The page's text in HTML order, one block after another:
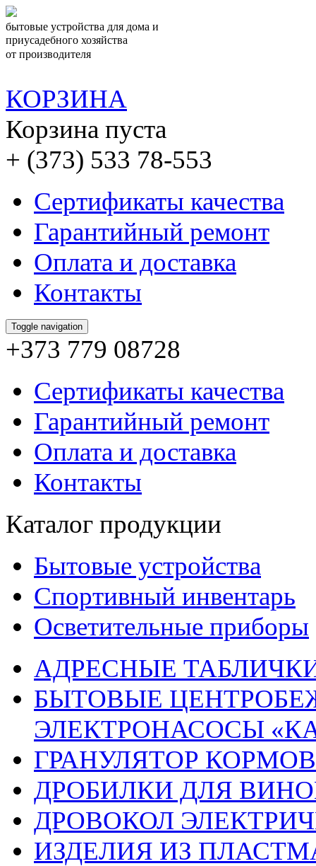
бытовые устройства для дома и
приусадебного хозяйства
от производителя
КОРЗИНА
Корзина пуста
+ (373) 533 78-553
Сертификаты качества
Гарантийный ремонт
Оплата и доставка
Контакты
Toggle navigation
+373 779 08728
Сертификаты качества
Гарантийный ремонт
Оплата и доставка
Контакты
Каталог продукции
Бытовые устройства
Спортивный инвентарь
Осветительные приборы
АДРЕСНЫЕ
БЫТОВЫЕ
ЭЛЕКТРОНАСОСЫ
ГРАНУЛЯТОР
ДРОБИЛКИ ДЛЯ
ДРОВОКОЛ
ИЗДЕЛИЯ ИЗ